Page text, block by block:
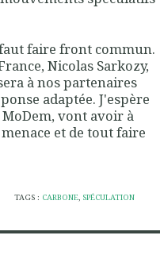
faire front commun.
Nicolas Sarkozy,
à nos partenaires
adaptée. J'espère
vont avoir à
et de tout faire
TAGS : CARBONE, SPÉCULATION